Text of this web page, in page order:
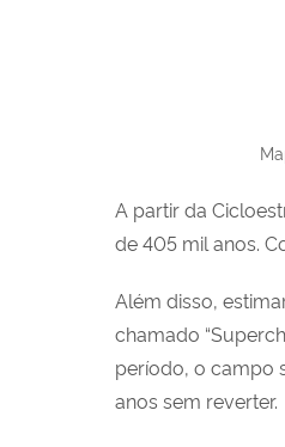
A partir da
de 405 mil anos.
Além disso,
chamado
período, o campo
anos sem reverter.